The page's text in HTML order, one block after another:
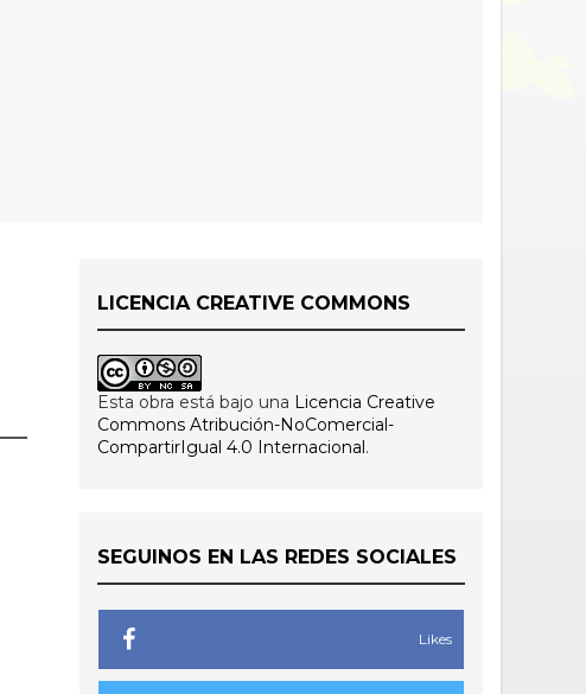
LICENCIA CREATIVE COMMONS
Esta obra está bajo una Licencia Creative
Commons Atribución-NoComercial-
CompartirIgual 4.0 Internacional.
SEGUINOS EN LAS REDES SOCIALES
Likes